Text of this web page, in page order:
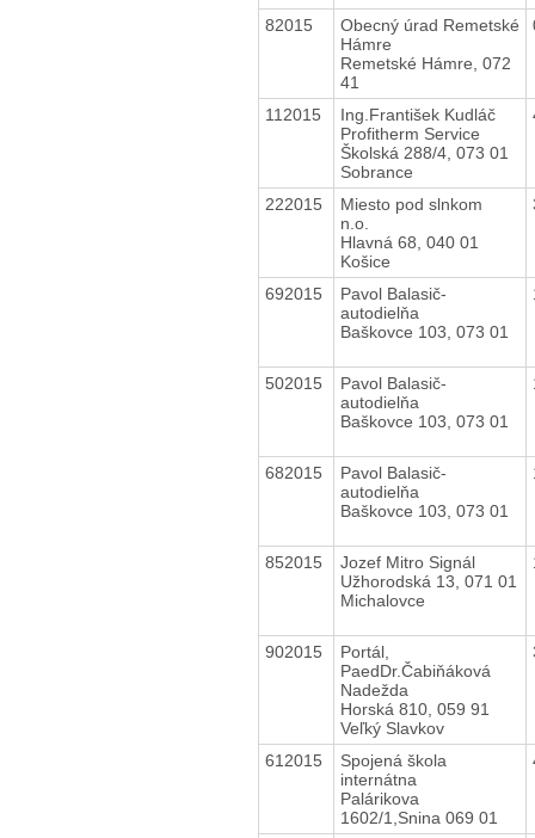
82015
Obecný úrad Remetské
Hámre
Remetské Hámre, 072
41
112015
Ing.František Kudláč
Profitherm Service
Školská 288/4, 073 01
Sobrance
222015
Miesto pod slnkom
n.o.
Hlavná 68, 040 01
Košice
692015
Pavol Balasič-
autodielňa
Baškovce 103, 073 01
502015
Pavol Balasič-
autodielňa
Baškovce 103, 073 01
682015
Pavol Balasič-
autodielňa
Baškovce 103, 073 01
852015
Jozef Mitro Signál
Užhorodská 13, 071 01
Michalovce
902015
Portál,
PaedDr.Čabiňáková
Nadežda
Horská 810, 059 91
Veľký Slavkov
612015
Spojená škola
internátna
Palárikova
1602/1,Snina 069 01